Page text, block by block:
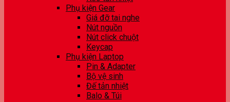
Phụ kiện Gear
Giá đỡ tai nghe
Nút nguồn
Nút click chuột
Keycap
Phụ kiện Laptop
Pin & Adapter
Bộ vệ sinh
Đế tản nhiệt
Balo & Túi